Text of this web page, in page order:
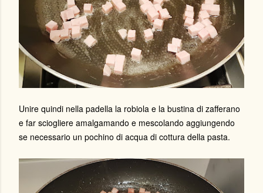
Unire quindi nella padella la robiola e la bustina di zafferano
e far sciogliere amalgamando e mescolando aggiungendo
se necessario un pochino di acqua di cottura della pasta.